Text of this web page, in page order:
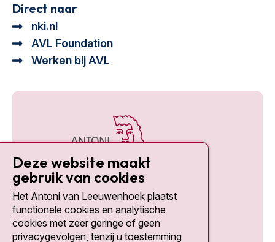
Direct naar
nki.nl
AVL Foundation
Werken bij AVL
Social media
Deze website maakt
gebruik van cookies
Het Antoni van Leeuwenhoek plaatst
functionele cookies en analytische
cookies met zeer geringe of geen
privacygevolgen, tenzij u toestemming